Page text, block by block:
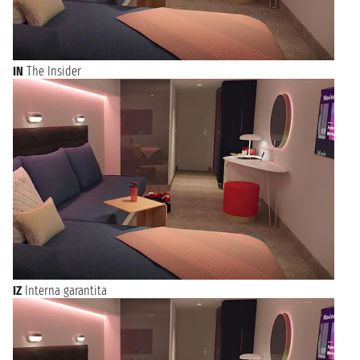
o aggiungere alcune notti in hotel se desideri visitare la città
prima o dopo la tua crociera. Sfoglia le offerte e prenota la
vacanza che hai sempre sognato da Miami!
IN The Insider
IZ Interna garantita